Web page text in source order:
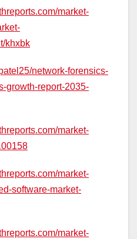
market-
khxbk
network-forensics-
growth-report-2035-
market-
market-
software-market-
market-